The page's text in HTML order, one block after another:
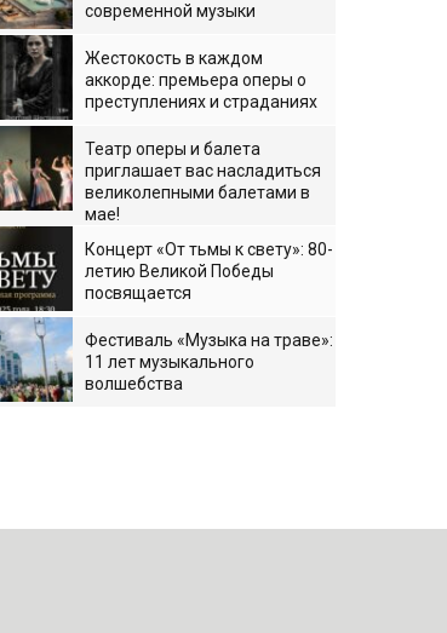
современной музыки
Жестокость в каждом
аккорде: премьера оперы о
преступлениях и страданиях
Театр оперы и балета
приглашает вас насладиться
великолепными балетами в
мае!
Концерт «От тьмы к свету»: 80-
летию Великой Победы
посвящается
Фестиваль «Музыка на траве»:
11 лет музыкального
волшебства